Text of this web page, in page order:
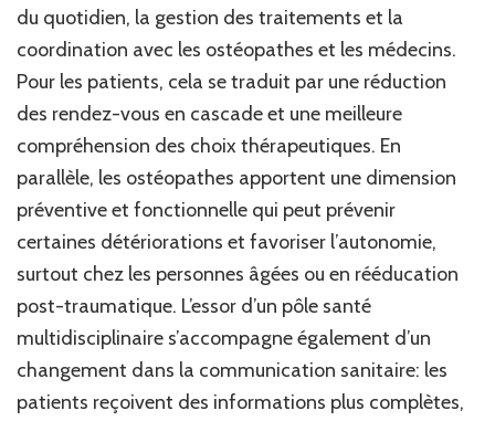
du quotidien, la gestion des traitements et la
coordination avec les ostéopathes et les médecins.
Pour les patients, cela se traduit par une réduction
des rendez-vous en cascade et une meilleure
compréhension des choix thérapeutiques. En
parallèle, les ostéopathes apportent une dimension
préventive et fonctionnelle qui peut prévenir
certaines détériorations et favoriser l’autonomie,
surtout chez les personnes âgées ou en rééducation
post-traumatique. L’essor d’un pôle santé
multidisciplinaire s’accompagne également d’un
changement dans la communication sanitaire: les
patients reçoivent des informations plus complètes,